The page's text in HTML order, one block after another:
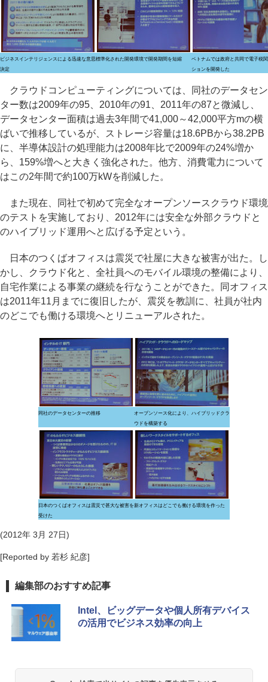
ビジネスインテリジェンスによる迅速な意思
決定
標準化された開発環境で開発期間を短縮
ベトナムでは政府と共同で電子税
ションを開発した
クラウドコンピューティングについては、同社のデータセン
ター数は2009年の95、2010年の91、2011年の87と微減し、
データセンター面積は過去3年間で41,000～42,000平方mの横
ばいで推移しているが、ストレージ容量は18.6PBから38.2PB
に、半導体設計の処理能力は2008年比で2009年の24%増か
ら、159%増へと大きく強化された。他方、消費電力について
はこの2年間で約100万kWを削減した。
また現在、同社で初めて完全なオープンソースクラウド環境
のテストを実施しており、2012年には安全な外部クラウドと
のハイブリッド運用へと広げる予定という。
日本のつくばオフィスは震災で社屋に大きな被害が出た。し
かし、クラウド化と、全社員へのモバイル環境の整備により、
自宅作業による事業の継続を行なうことができた。同オフィス
は2011年11月までに復旧したが、震災を教訓に、社員が社内
のどこでも働ける環境へとリニューアルされた。
同社のデータセンターの推移
オープンソース化により、ハイブリッドクラ
ウドを構築する
日本のつくばオフィスは震災で甚大な被害を
受けた
新オフィスはどこでも働ける環境を作った
(2012年 3月 27日)
[Reported by 若杉 紀彦]
編集部のおすすめ記事
Intel、ビッグデータや個人所有デバイス
の活用でビジネス効率の向上